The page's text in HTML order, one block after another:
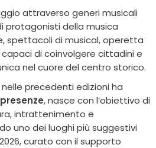
attraverso generi musicali
protagonisti della musica
spettacoli di musical, operetta
di coinvolgere cittadini e
nel cuore del centro storico.
precedenti edizioni ha
, nasce con l’obiettivo di
intrattenimento e
uno dei luoghi più suggestivi
curato con il supporto